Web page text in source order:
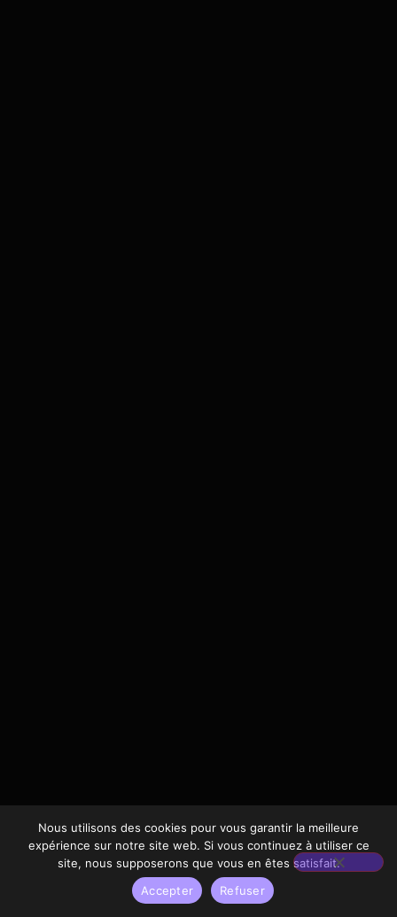
Nous utilisons des cookies pour vous garantir la meilleure
expérience sur notre site web. Si vous continuez à utiliser ce
site, nous supposerons que vous en êtes satisfait.
Accepter
Refuser